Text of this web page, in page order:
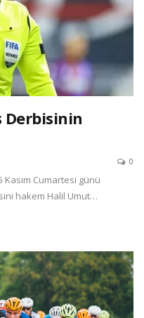
Derbisinin
0
Kasım Cumartesi günü
hakem Halil Umut…